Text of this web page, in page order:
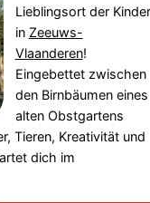
Lieblingsort der Kinder
in Zeeuws-
Vlaanderen!
Eingebettet zwischen
den Birnbäumen eines
alten Obstgartens
Tieren, Kreativität und
dich im